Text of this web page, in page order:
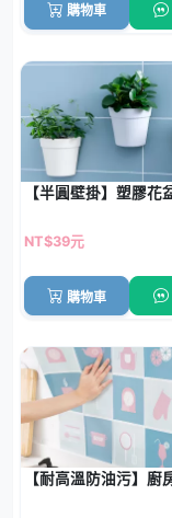
購物車
【半圓壁掛】塑膠
NT$39元
購物車
【耐高溫防油污】